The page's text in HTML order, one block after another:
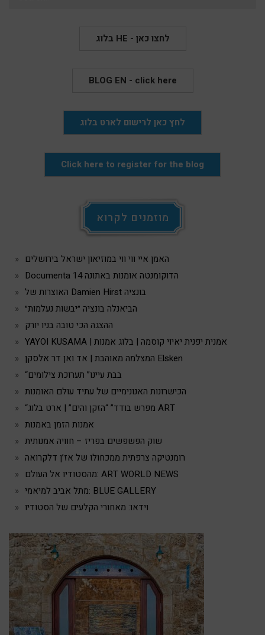
בלוג HE - לחצו כאן
BLOG EN - click here
לחץ כאן לרישום לארט בלוג
Click here to register for the blog
מוזמנים לקרוא
האמן איי ווי ווי במוזיאון ישראל בירושלים
Documenta 14 הדוקומנטה אומנות באתונה
האוצרות של Damien Hirst בונציה
הביאנלה בונציה ״יבשות נעלמות״
ההצגה הכי טובה בניו יורק
YAYOI KUSAMA | אמנית יפנית יאיוי קוסמה | בלוג אמנות
המצלמה מאוהבת | אד ואן דר אלסקן Elsken
“בבת עיינו” תערוכת צילומים
הכישרונות האנונימיים של עתיד עולם האומנות
“מפרש בודד” “הזקן והים” | ארט בלוג ART
אמנות הזמן באמנות
שוק הפשפשים בפריז – חוויה אמנותית
רומנטיקה צרפתית ממכחולו של אז’ן דלקרואה
מהסטודיו אל העולם: ART WORLD NEWS
מתל אביב למיאמי: BLUE GALLERY
וידאו: מאחורי הקלעים של הסטודיו